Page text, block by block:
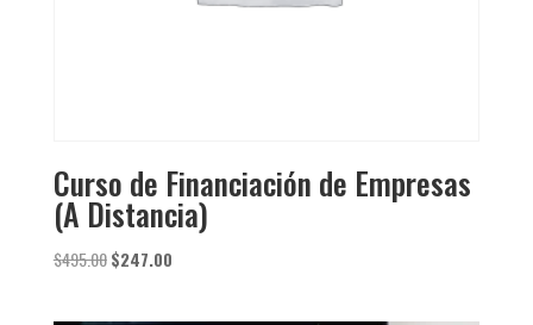
Curso de Financiación de Empresas
(A Distancia)
$495.00 El
$247.00El